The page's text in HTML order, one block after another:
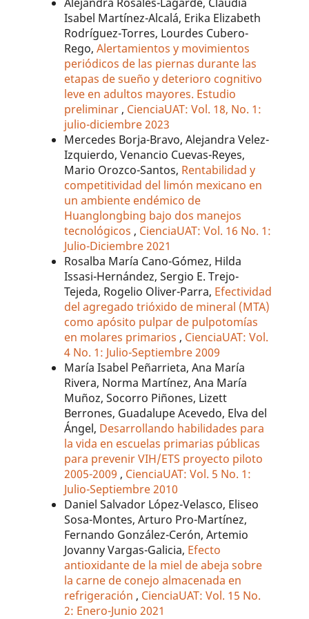
Isabel Martínez-Alcalá, Erika Elizabeth
Rodríguez-Torres, Lourdes Cubero-
Rego,Alertamientos y movimientos
periódicos de las piernas durante las
etapas de sueño y deterioro cognitivo
leve en adultos mayores. Estudio
preliminar , CienciaUAT: Vol. 18, No. 1:
julio-diciembre 2023
Mercedes Borja-Bravo, Alejandra Velez-
Izquierdo, Venancio Cuevas-Reyes,
Mario Orozco-Santos, Rentabilidad y
competitividad del limón mexicano en
un ambiente endémico de
Huanglongbing bajo dos manejos
tecnológicos , CienciaUAT: Vol. 16 No. 1:
Julio-Diciembre 2021
Rosalba María Cano-Gómez, Hilda
Issasi-Hernández, Sergio E. Trejo-
Tejeda, Rogelio Oliver-Parra, Efectividad
del agregado trióxido de mineral (MTA)
como apósito pulpar de pulpotomías
en molares primarios , CienciaUAT: Vol.
4 No. 1: Julio-Septiembre 2009
María Isabel Peñarrieta, Ana María
Rivera, Norma Martínez, Ana María
Muñoz, Socorro Piñones, Lizett
Berrones, Guadalupe Acevedo, Elva del
Ángel, Desarrollando habilidades para
la vida en escuelas primarias públicas
para prevenir VIH/ETS proyecto piloto
2005-2009 , CienciaUAT: Vol. 5 No. 1:
Julio-Septiembre 2010
Daniel Salvador López-Velasco, Eliseo
Sosa-Montes, Arturo Pro-Martínez,
Fernando González-Cerón, Artemio
Jovanny Vargas-Galicia, Efecto
antioxidante de la miel de abeja sobre
la carne de conejo almacenada en
refrigeración , CienciaUAT: Vol. 15 No.
2: Enero-Junio 2021